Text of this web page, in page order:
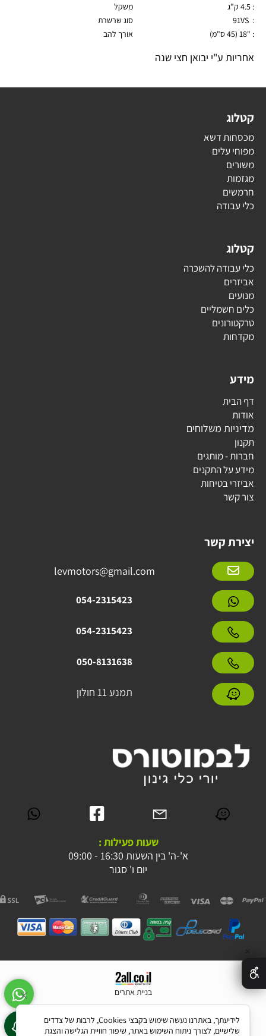
: 4.5 ק"ג
משקל
:
91VS
סוג שרשרת
: "
18 (45 ס"מ) אורך להב
אחריות ע"י יבואן חצי שנה
קטלוג
מכסחות דשא
מפוחי עלים
משורים
מגזמות
חרמשים
כלי עבודה
קטלוג
כלי עבודה להשכרה
אביזרים
מנועים
כלים חשמליים
טרקטורונים
מקדחות
מידע
דף הבית
אודות
מדיניות משלוחים
תקנון
חברות - מותגים
מידע על התקנים
אביזרי בטיחות
צור קשר
יצירת קשר
levmotors@gmail.com
054-2315423
054-2315423
050-8131638
תמנע 11 חולון
שעות פעילות :
א'-ה' בין השעות 16:30 - 09:00
יום ו' סגור
בניית אתרים
לידיעתך, באתרנו נעשה שימוש בקבצי Cookies, לרבות של צדדים
שלישיים, לצורך ניתוח השימוש באתר, שיפור חוויית הגלישה והצגת